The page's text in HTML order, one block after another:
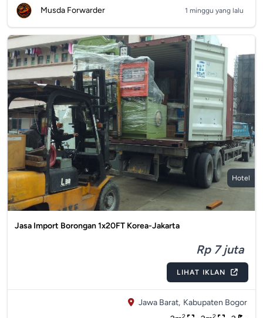
Musda Forwarder 1 minggu yang lalu
Hotel
Jasa Import Borongan 1x20FT Korea-Jakarta
Rp 7 juta
LIHAT IKLAN
Jawa Barat, Kabupaten Bogor
2 2